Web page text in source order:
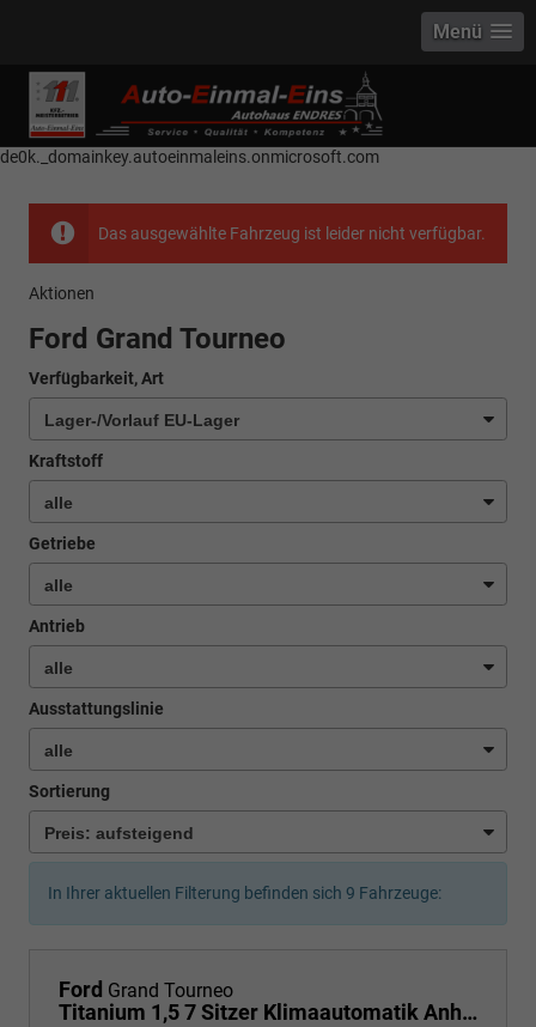
------------ Host Name : selector1._domainkey Points to address or value:
selector1-aee-de0k._domainkey.autoeinmaleins.onmicrosoft.com Host
Name : selector2._domainkey Points to address or value: selector2-aee-
de0k._domainkey.autoeinmaleins.onmicrosoft.com
Menü
Das ausgewählte Fahrzeug ist leider nicht verfügbar.
Aktionen
Ford Grand Tourneo
Verfügbarkeit, Art
Kraftstoff
Getriebe
Antrieb
Ausstattungslinie
Sortierung
In Ihrer aktuellen Filterung befinden sich 9 Fahrzeuge:
Ford Grand Tourneo
Titanium 1,5 7 Sitzer Klimaautomatik Anhängerkupplung Sitzheizung Einparkhilfe Kamera 17 Zoll Leichtmetall ACC